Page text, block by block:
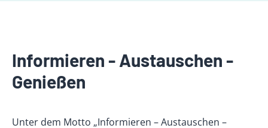
Informieren - Austauschen -
Genießen
Unter dem Motto „Informieren – Austauschen –